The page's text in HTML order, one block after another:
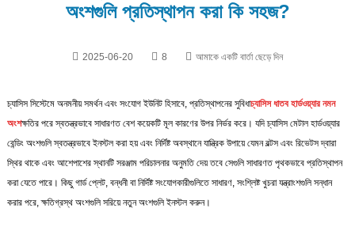
অংশগুলি প্রতিস্থাপন করা কি সহজ?
2025-06-20 8 আমাকে একটি বার্তা ছেড়ে দিন
চ্যাসিস সিস্টেমে অনমনীয় সমর্থন এবং সংযোগ ইউনিট হিসাবে, প্রতিস্থাপনের সুবিধাচ্যাসিস ধাতব হার্ডওয়্যার নমন
অংশক্ষতির পরে স্বতন্ত্রভাবে সাধারণত বেশ কয়েকটি মূল কারণের উপর নির্ভর করে। যদি চ্যাসিস মেটাল হার্ডওয়্যার
বেন্ডিং অংশগুলি স্বতন্ত্রভাবে ইনস্টল করা হয় এবং নির্দিষ্ট অবস্থানে যান্ত্রিক উপায়ে যেমন বল্টস এবং রিভেটস দ্বারা
স্থির থাকে এবং আশেপাশের স্থানটি সরঞ্জাম পরিচালনার অনুমতি দেয় তবে সেগুলি সাধারণত পৃথকভাবে প্রতিস্থাপন
করা যেতে পারে। কিছু গার্ড প্লেট, বন্ধনী বা নির্দিষ্ট সংযোগকারীগুলিতে সাধারণ, সংশ্লিষ্ট খুচরা যন্ত্রাংশগুলি সন্ধান
করার পরে, ক্ষতিগ্রস্থ অংশগুলি সরিয়ে নতুন অংশগুলি ইনস্টল করুন।